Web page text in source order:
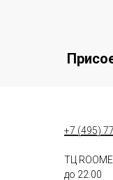
+7 (495)
ТЦ
до 22.00